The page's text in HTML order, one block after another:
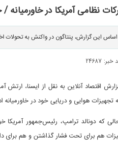
نظامی آمریکا در
اساس این گزارش، پنتاگون در واکنش به تحولات
24687
اقتصاد آنلاین به نقل از ایسنا، ارتش
تجهیزات هوایی و دریایی خود در
که دونالد ترامپ، رئیس‌جمهور
هم برای تحت فشار گذاشتن و هم برای